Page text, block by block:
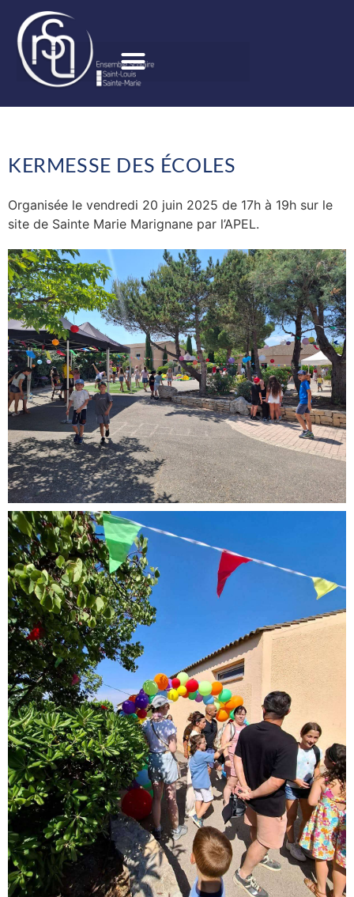
KERMESSE DES ÉCOLES
Organisée le vendredi 20 juin 2025 de 17h à 19h sur le
site de Sainte Marie Marignane par l’APEL.